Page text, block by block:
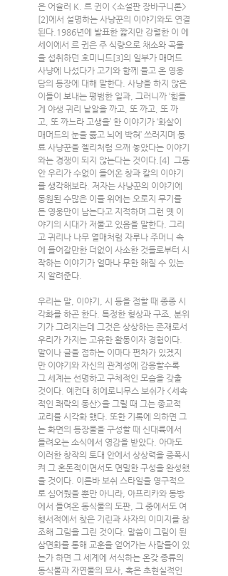
은 어슐러 K. 르 귄이 <소설판 장바구니론>
[2]에서 설명하는 사냥꾼의 이야기와도 연결
된다.1986년에 발표한 짧지만 강렬한 이 에
세이에서 르 귄은 주 식량으로 채소와 곡물
을 섭취하던 호미니드[3]의 일부가 매머드
사냥에 나섰다가 고기와 함께 들고 온 영웅
담의 등장에 대해 말한다. 사냥을 하지 않은
이들이 보내는 평범한 일과, 그러니까 ‘힘들
게 야생 귀리 낱알을 까고, 또 까고, 또 까
고, 또 까느라 고생을’ 한 이야기가 ‘화살이
매머드의 눈을 뚫고 뇌에 박혀’ 쓰러지며 동
료 사냥꾼을 젤리처럼 으깨 놓았다는 이야기
와는 경쟁이 되지 않는다는 것이다.[4]  그동
안 우리가 수없이 들어온 창과 칼의 이야기
를 생각해보라. 저자는 사냥꾼의 이야기에
동원된 수많은 이들 위에는 오로지 무기를
든 영웅만이 남는다고 지적하며 그런 옛 이
야기의 시대가 저물고 있음을 말한다. 그리
고 귀리나 나무 열매처럼 자루나 주머니 속
에 들어갈만한 더없이 사소한 것들로부터 시
작하는 이야기가 얼마나 무한 해질 수 있는
지 알려준다.
우리는 말, 이야기, 시 등을 접할 때 종종 시
각화를 하곤 한다. 특정한 형상과 구조, 분위
기가 그려지는데 그것은 상상하는 존재로서
우리가 가지는 고유한 활동이자 경험이다.
말이나 글을 접하는 이마다 편차가 있겠지
만 이야기와 자신의 관계성에 감응할수록
그 세계는 선명하고 구체적인 모습을 갖출
것이다. 예컨대 히에로니무스 보쉬가 <세속
적인 쾌락의 동산>을 그릴 때 그는 종교적
교리를 시각화 했다. 또한 기록에 의하면 그
는 화면의 등장물을 구성할 때 신대륙에서
들려오는 소식에서 영감을 받았다. 아마도
이러한 창작의 토대 안에서 상상력을 증폭시
켜 그 혼돈적이면서도 면밀한 구성을 완성했
을 것이다. 이른바 보쉬 스타일을 영구적으
로 심어뒀을 뿐만 아니라, 아프리카와 동방
에서 들여온 동식물의 도판, 그 중에서도 여
행서적에서 찾은 기린과 사자의 이미지를 참
조해 그림을 그린 것이다. 말씀이 그림이 된
삼면화를 통해 교훈을 얻어가는 사람들이 있
는가 하면 그 세계에 서식하는 온갖 종류의
동식물과 자연물의 묘사, 혹은 초현실적인